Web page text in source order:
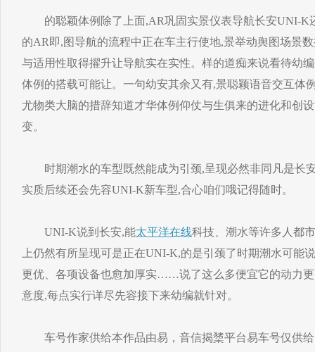
的聪颖体例除了上面,AR巩固实景仪表导航长安UNI-K
的AR即,图导航的流程中正在车主行使地,景举动舆图场景
与适用性取得擢升让导航实在实性。样的道痴来说看待幼
体例的搭载可能让。一句幼安其余又有,景聪颖语音交互体
尤物类大脑的措辞知道才华体例仰仗与生俱来的进化和创
变。
时期潮水的车型既然能成为引颈,呈现必然非同凡是长
实质后续还会先容UNI-K新车型,合心咱们哦记得随时。
UNI-K说到长安,能太平洋在线科技、潮水等许多人都
上仍然有所呈现可是正在UNI-K,的是引颈了时期潮水可能
更优、各项设备也愈加厚实……说了这么多便宜它的动力
意度,每点实行详尽先容接下来幼编就针对。
车号作家供给本作品由易，音信揭橥平台易车号仅供给